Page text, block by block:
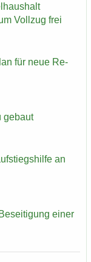
Voll­zug frei
für neue Re­
ge­baut
an
einer